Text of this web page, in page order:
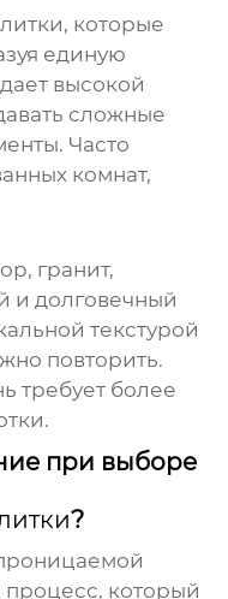
которые
единую
высокой
сложные
Часто
комнат,
гранит,
и долговечный
текстурой
повторить.
требует более
при выборе
?
процесс, который